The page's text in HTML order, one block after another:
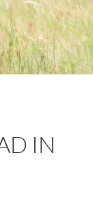
IN